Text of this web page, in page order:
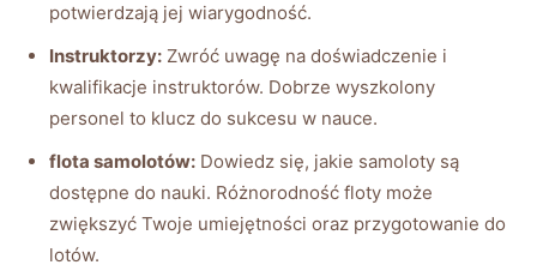
potwierdzają jej‍ wiarygodność.
Instruktorzy: Zwróć uwagę na doświadczenie i
kwalifikacje⁣ instruktorów. ‌Dobrze wyszkolony
personel to⁣ klucz do sukcesu⁤ w⁤ nauce.
flota samolotów: Dowiedz się, ‍jakie samoloty są
dostępne do nauki. Różnorodność floty może
zwiększyć Twoje⁢ umiejętności‌ oraz przygotowanie do‍
lotów.